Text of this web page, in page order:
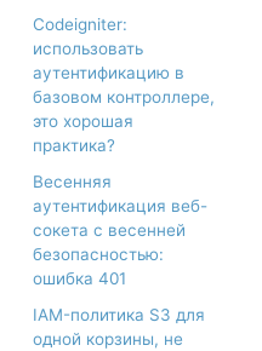
sessions to be created.
Codeigniter:
использовать
аутентификацию в
базовом контроллере,
это хорошая
практика?
Весенняя
аутентификация веб-
сокета с весенней
безопасностью:
ошибка 401
IAM-политика S3 для
одной корзины, не